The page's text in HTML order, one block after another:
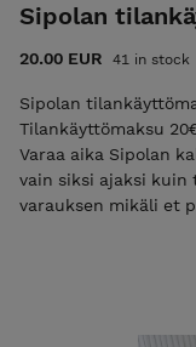
Sipolan
20.00 EUR 41 in stock
Sipolan
Tilankäyttömaksu
Varaa aika Sipolan
vain siksi ajaksi kuin
varauksen mikäli et
Huolehdithan tilan